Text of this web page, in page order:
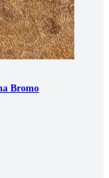
Bromo